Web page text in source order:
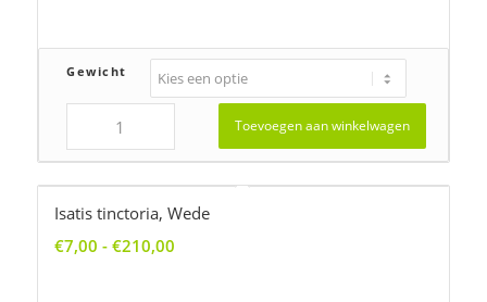
€630,00
Gewicht
Toevoegen aan winkelwagen
Isatis tinctoria, Wede
€7,00 - €210,00